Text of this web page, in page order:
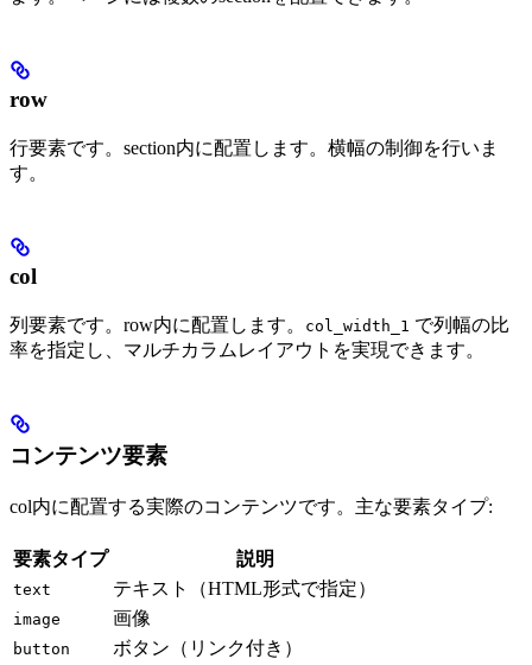
row
行要素です。section内に配置します。横幅の制御を行いま
す。
col
列要素です。row内に配置します。 col_width_1 で列幅の比
率を指定し、マルチカラムレイアウトを実現できます。
コンテンツ要素
col内に配置する実際のコンテンツです。主な要素タイプ:
要素タイプ 説明
text テキスト（HTML形式で指定）
image 画像
button ボタン（リンク付き）